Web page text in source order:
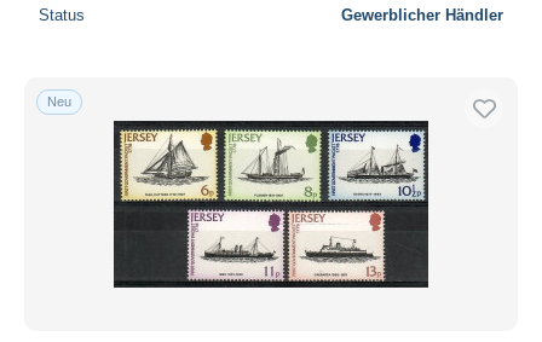
Status Gewerblicher Händler
Neu